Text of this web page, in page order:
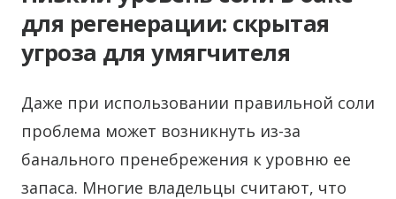
для регенерации: скрытая
угроза для умягчителя
Даже при использовании правильной соли
проблема может возникнуть из-за
банального пренебрежения к уровню ее
запаса. Многие владельцы считают, что